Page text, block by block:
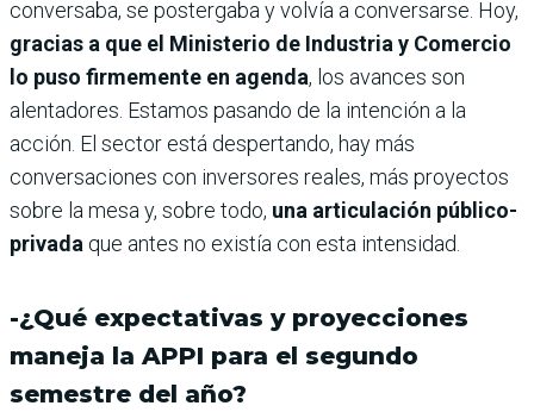
conversaba, se postergaba y volvía a conversarse. Hoy,
gracias a que el Ministerio de Industria y Comercio
lo puso firmemente en agenda, los avances son
alentadores. Estamos pasando de la intención a la
acción. El sector está despertando, hay más
conversaciones con inversores reales, más proyectos
sobre la mesa y, sobre todo, una articulación público-
privada que antes no existía con esta intensidad.
-¿Qué expectativas y proyecciones
maneja la APPI para el segundo
semestre del año?